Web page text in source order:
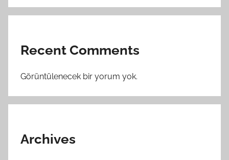
Recent Comments
Görüntülenecek bir yorum yok.
Archives